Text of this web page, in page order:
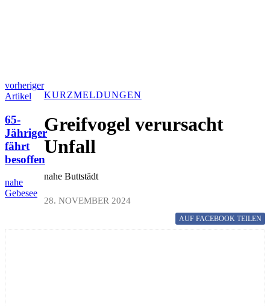
vorheriger
Artikel
65-
Jähriger
fährt
besoffen
nahe
Gebesee
KURZMELDUNGEN
Greifvogel verursacht
Unfall
nahe Buttstädt
28. NOVEMBER 2024
AUF FACEBOOK TEILEN